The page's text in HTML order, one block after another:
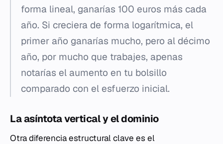
forma lineal, ganarías 100 euros más cada
año. Si creciera de forma logarítmica, el
primer año ganarías mucho, pero al décimo
año, por mucho que trabajes, apenas
notarías el aumento en tu bolsillo
comparado con el esfuerzo inicial.
La asíntota vertical y el dominio
Otra diferencia estructural clave es el